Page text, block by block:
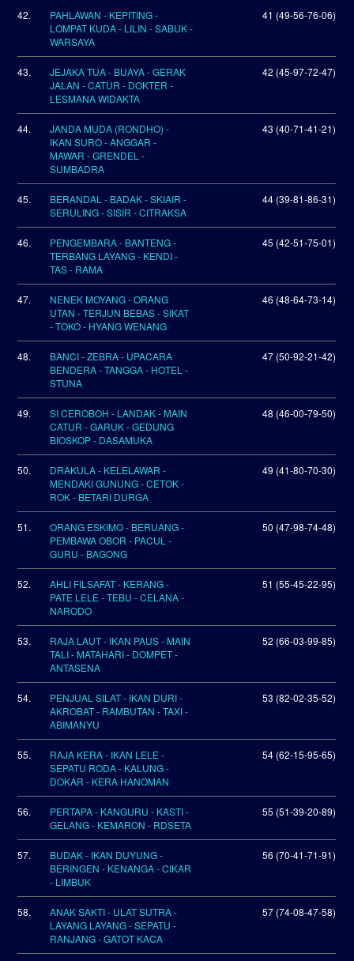
42.
PAHLAWAN - KEPITING -
LOMPAT KUDA - LILIN - SABUK -
WARSAYA
41 (49-56-76-06)
43.
JEJAKA TUA - BUAYA - GERAK
JALAN - CATUR - DOKTER -
LESMANA WIDAKTA
42 (45-97-72-47)
44.
JANDA MUDA (RONDHO) -
IKAN SURO - ANGGAR -
MAWAR - GRENDEL -
SUMBADRA
43 (40-71-41-21)
45.
BERANDAL - BADAK - SKIAIR -
SERULING - SISIR - CITRAKSA
44 (39-81-86-31)
46.
PENGEMBARA - BANTENG -
TERBANG LAYANG - KENDI -
TAS - RAMA
45 (42-51-75-01)
47.
NENEK MOYANG - ORANG
UTAN - TERJUN BEBAS - SIKAT
- TOKO - HYANG WENANG
46 (48-64-73-14)
48.
BANCI - ZEBRA - UPACARA
BENDERA - TANGGA - HOTEL -
STUNA
47 (50-92-21-42)
49.
SI CEROBOH - LANDAK - MAIN
CATUR - GARUK - GEDUNG
BIOSKOP - DASAMUKA
48 (46-00-79-50)
50.
DRAKULA - KELELAWAR -
MENDAKI GUNUNG - CETOK -
ROK - BETARI DURGA
49 (41-80-70-30)
51.
ORANG ESKIMO - BERUANG -
PEMBAWA OBOR - PACUL -
GURU - BAGONG
50 (47-98-74-48)
52.
AHLI FILSAFAT - KERANG -
PATE LELE - TEBU - CELANA -
NARODO
51 (55-45-22-95)
53.
RAJA LAUT - IKAN PAUS - MAIN
TALI - MATAHARI - DOMPET -
ANTASENA
52 (66-03-99-85)
54.
PENJUAL SILAT - IKAN DURI -
AKROBAT - RAMBUTAN - TAXI -
ABIMANYU
53 (82-02-35-52)
55.
RAJA KERA - IKAN LELE -
SEPATU RODA - KALUNG -
DOKAR - KERA HANOMAN
54 (62-15-95-65)
56.
PERTAPA - KANGURU - KASTI -
GELANG - KEMARON - RDSETA
55 (51-39-20-89)
57.
BUDAK - IKAN DUYUNG -
BERINGEN - KENANGA - CIKAR
- LIMBUK
56 (70-41-71-91)
58.
ANAK SAKTI - ULAT SUTRA -
LAYANG LAYANG - SEPATU -
RANJANG - GATOT KACA
57 (74-08-47-58)